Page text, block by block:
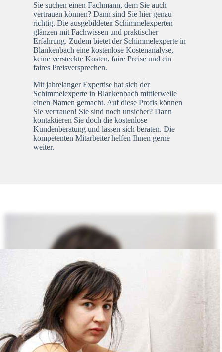
Sie suchen einen Fachmann, dem Sie auch
vertrauen können? Dann sind Sie hier genau
richtig. Die ausgebildeten Schimmelexperten
glänzen mit Fachwissen und praktischer
Erfahrung. Zudem bietet der Schimmelexperte in
Blankenbach eine kostenlose Kostenanalyse,
keine versteckte Kosten, faire Preise und ein
faires Preisversprechen.
Mit jahrelanger Expertise hat sich der
Schimmelexperte in Blankenbach mittlerweile
einen Namen gemacht. Auf diese Profis können
Sie vertrauen! Sie sind noch unsicher? Dann
kontaktieren Sie doch die kostenlose
Kundenberatung und lassen sich beraten. Die
kompetenten Mitarbeiter helfen Ihnen gerne
weiter.